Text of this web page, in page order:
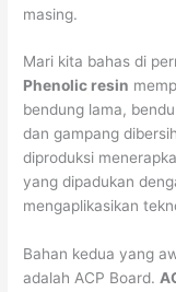
masing.
Mari kita bahas di
Phenolic resin
bendung lama,
dan gampang
diproduksi
yang dipadukan
mengaplikasikan
Bahan kedua yang
adalah ACP Board.